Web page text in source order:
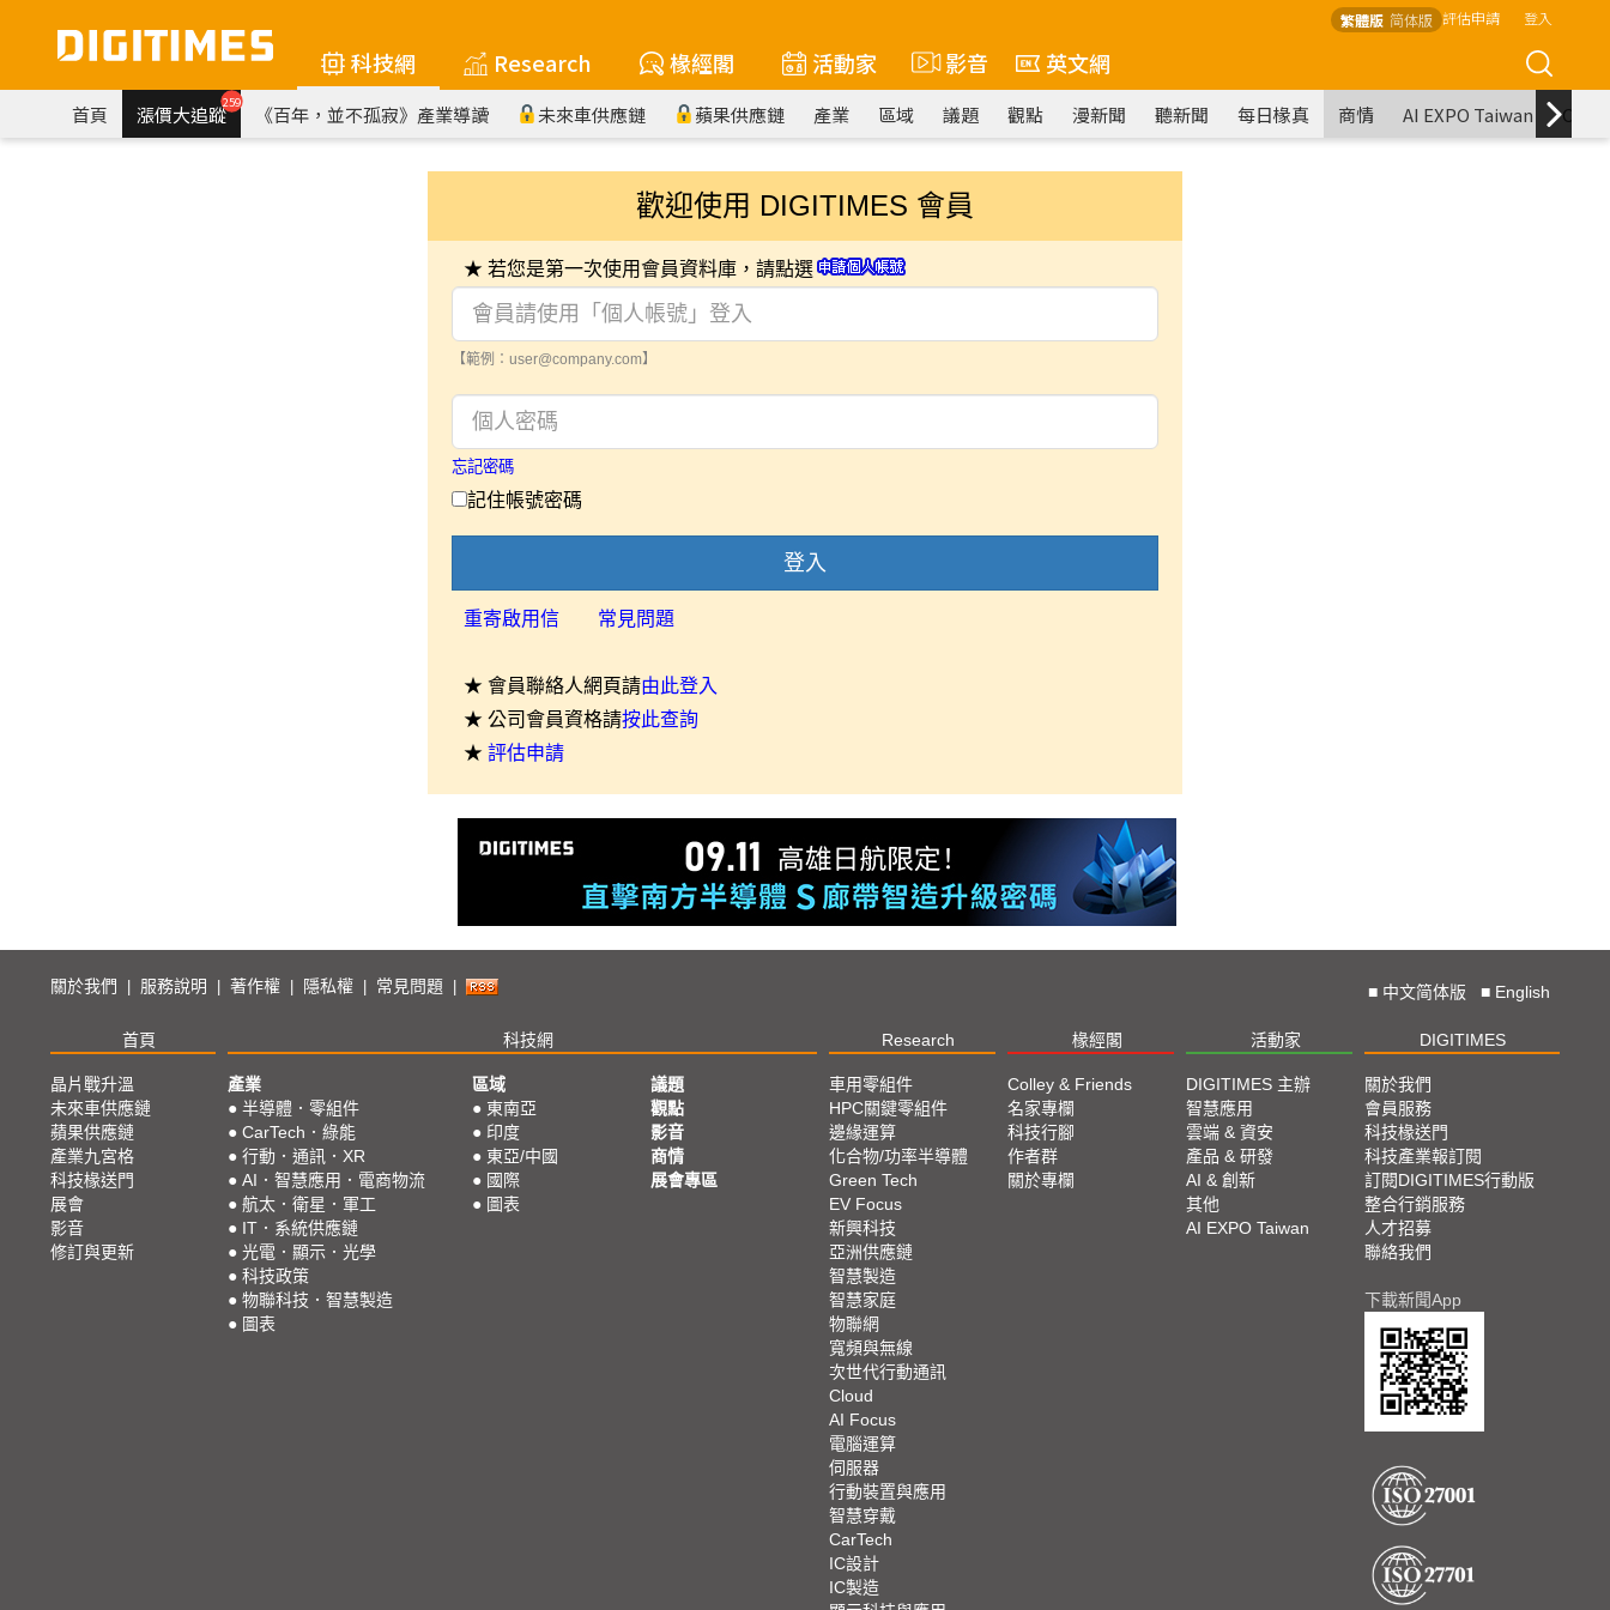
繁體版 简体版 評估申請 登入
科技網 Research 椽經閣 活動家 影音 英文網
首頁 漲價大追蹤259 《百年，並不孤寂》產業導讀 未來車供應鏈 蘋果供應鏈 產業 區域 議題 觀點 漫新聞 聽新聞 每日椽真 商情 AI EXPO Taiwan
歡迎使用 DIGITIMES 會員
★ 若您是第一次使用會員資料庫，請點選
【範例：user@company.com】
忘記密碼
記住帳號密碼
登入
重寄啟用信 常見問題
★ 會員聯絡人網頁請由此登入
★ 公司會員資格請按此查詢
★ 評估申請
關於我們 服務說明 著作權 隱私權 常見問題 ■ 中文简体版 ■ English
首頁 科技網 Research 椽經閣 活動家 DIGITIMES
晶片戰升溫
未來車供應鏈
蘋果供應鏈
產業九宮格
科技椽送門
展會
影音
修訂與更新
產業
● 半導體．零組件
● CarTech．綠能
● 行動．通訊．XR
● AI．智慧應用．電商物流
● 航太．衛星．軍工
● IT．系統供應鏈
● 光電．顯示．光學
● 科技政策
● 物聯科技．智慧製造
● 圖表
區域
● 東南亞
● 印度
● 東亞/中國
● 國際
● 圖表
議題
觀點
影音
商情
展會專區
車用零組件
HPC關鍵零組件
邊緣運算
化合物/功率半導體
Green Tech
EV Focus
新興科技
亞洲供應鏈
智慧製造
智慧家庭
物聯網
寬頻與無線
次世代行動通訊
Cloud
AI Focus
電腦運算
伺服器
行動裝置與應用
智慧穿戴
CarTech
IC設計
IC製造
Colley & Friends
名家專欄
科技行腳
作者群
關於專欄
DIGITIMES 主辦
智慧應用
雲端 & 資安
產品 & 研發
AI & 創新
其他
AI EXPO Taiwan
關於我們
會員服務
科技椽送門
科技產業報訂閱
訂閱DIGITIMES行動版
整合行銷服務
人才招募
聯絡我們
下載新聞App